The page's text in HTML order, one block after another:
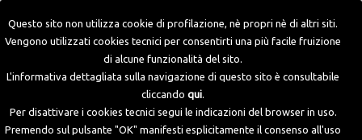
Questo sito non utilizza cookie di profilazione, nè propri nè di altri siti.
Vengono utilizzati cookies tecnici per consentirti una più facile fruizione
di alcune funzionalità del sito.
L'informativa dettagliata sulla navigazione di questo sito è consultabile
cliccando qui.
Per disattivare i cookies tecnici segui le indicazioni del browser in uso.
Premendo sul pulsante "OK" manifesti esplicitamente il consenso all'uso
Attività
Attività